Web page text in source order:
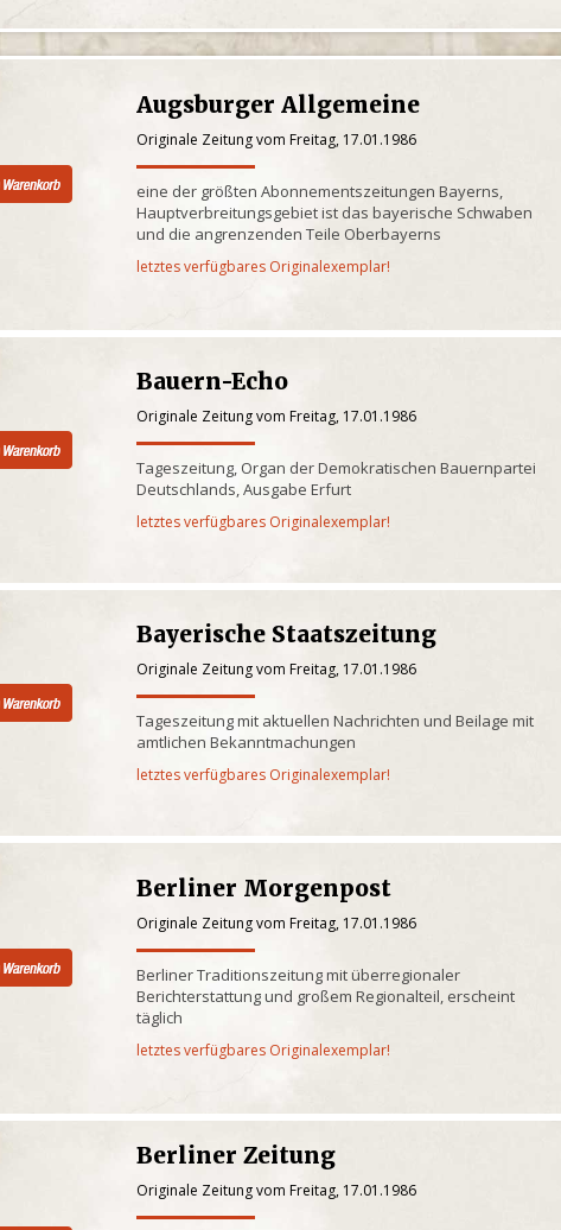
Augsburger Allgemeine
Originale Zeitung vom Freitag, 17.01.1986
eine der größten Abonnementszeitungen Bayerns,
Hauptverbreitungsgebiet ist das bayerische Schwaben
und die angrenzenden Teile Oberbayerns
letztes verfügbares Originalexemplar!
Bauern-Echo
Originale Zeitung vom Freitag, 17.01.1986
Tageszeitung, Organ der Demokratischen Bauernpartei
Deutschlands, Ausgabe Erfurt
letztes verfügbares Originalexemplar!
Bayerische Staatszeitung
Originale Zeitung vom Freitag, 17.01.1986
Tageszeitung mit aktuellen Nachrichten und Beilage mit
amtlichen Bekanntmachungen
letztes verfügbares Originalexemplar!
Berliner Morgenpost
Originale Zeitung vom Freitag, 17.01.1986
Berliner Traditionszeitung mit überregionaler
Berichterstattung und großem Regionalteil, erscheint
täglich
letztes verfügbares Originalexemplar!
Berliner Zeitung
Originale Zeitung vom Freitag, 17.01.1986